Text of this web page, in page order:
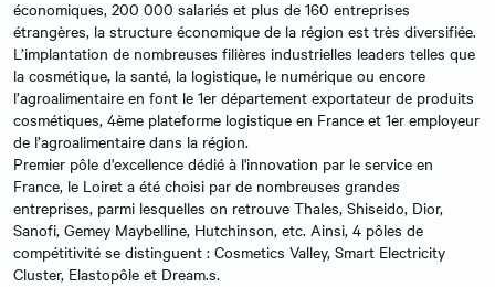
économiques, 200 000 salariés et plus de 160 entreprises
étrangères, la structure économique de la région est très diversifiée.
L’implantation de nombreuses filières industrielles leaders telles que
la cosmétique, la santé, la logistique, le numérique ou encore
l’agroalimentaire en font le 1er département exportateur de produits
cosmétiques, 4ème plateforme logistique en France et 1er employeur
de l’agroalimentaire dans la région.
Premier pôle d'excellence dédié à l'innovation par le service en
France, le Loiret a été choisi par de nombreuses grandes
entreprises, parmi lesquelles on retrouve Thales, Shiseido, Dior,
Sanofi, Gemey Maybelline, Hutchinson, etc. Ainsi, 4 pôles de
compétitivité se distinguent : Cosmetics Valley, Smart Electricity
Cluster, Elastopôle et Dream.s.